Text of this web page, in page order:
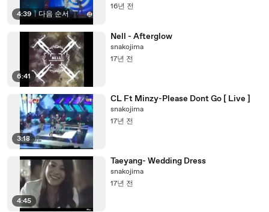
4:39 | 다음 순서
16년 전
6:41
Nell - Afterglow
snakojima
17년 전
3:18
CL Ft Minzy-Please Dont Go [ Live ]
snakojima
17년 전
4:45
Taeyang- Wedding Dress
snakojima
17년 전